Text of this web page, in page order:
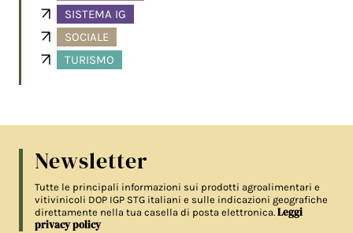
SISTEMA IG
SOCIALE
TURISMO
Newsletter
Tutte le principali informazioni sui prodotti agroalimentari e
vitivinicoli DOP IGP STG italiani e sulle indicazioni geografiche
direttamente nella tua casella di posta elettronica.Leggi
privacy policy